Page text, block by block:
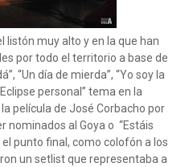
listón muy alto y en la que han
por todo el territorio a base de
“Un día de mierda”, “Yo soy la
personal” tema en la
película de José Corbacho por
nominados al Goya o “Estáis
punto final, como colofón a los
un setlist que representaba a